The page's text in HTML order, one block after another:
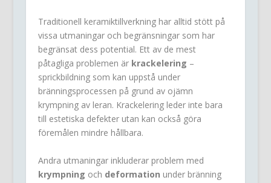
Traditionell keramiktillverkning har alltid stött på
vissa utmaningar och begränsningar som har
begränsat dess potential. Ett av de mest
påtagliga problemen är krackelering –
sprickbildning som kan uppstå under
bränningsprocessen på grund av ojämn
krympning av leran. Krackelering leder inte bara
till estetiska defekter utan kan också göra
föremålen mindre hållbara.
Andra utmaningar inkluderar problem med
krympning och deformation under bränning